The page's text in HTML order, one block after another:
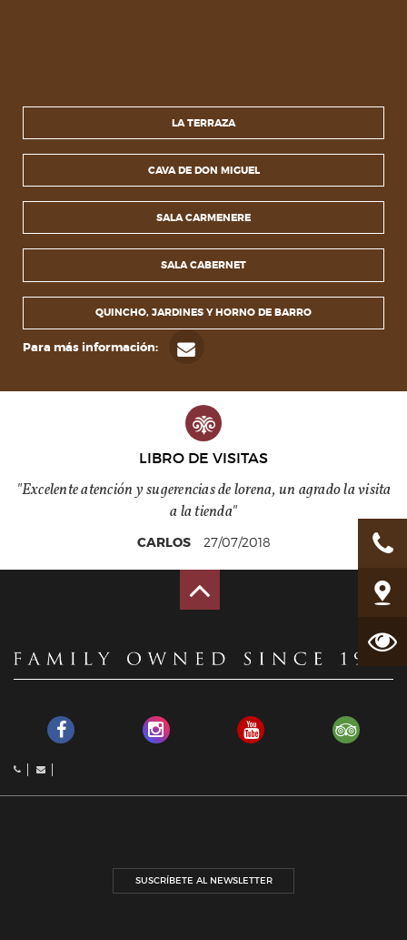
LA TERRAZA
CAVA DE DON MIGUEL
SALA CARMENERE
SALA CABERNET
QUINCHO, JARDINES Y HORNO DE BARRO
Para más información:
LIBRO DE VISITAS
"excelente atención y sugerencias de lorena, un agrado la visita
a la tienda"
CARLOS 27/07/2018
SUSCRÍBETE AL NEWSLETTER